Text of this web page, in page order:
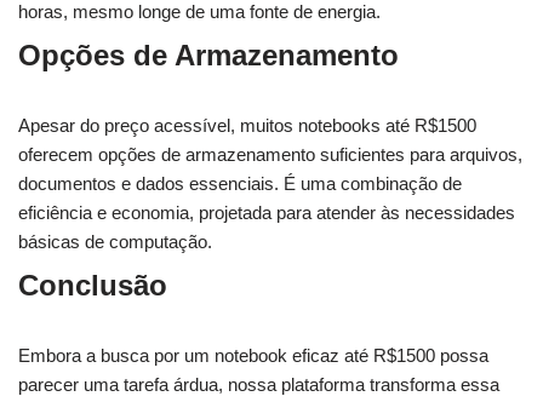
horas, mesmo longe de uma fonte de energia.
Opções de Armazenamento
Apesar do preço acessível, muitos notebooks até R$1500
oferecem opções de armazenamento suficientes para arquivos,
documentos e dados essenciais. É uma combinação de
eficiência e economia, projetada para atender às necessidades
básicas de computação.
Conclusão
Embora a busca por um notebook eficaz até R$1500 possa
parecer uma tarefa árdua, nossa plataforma transforma essa